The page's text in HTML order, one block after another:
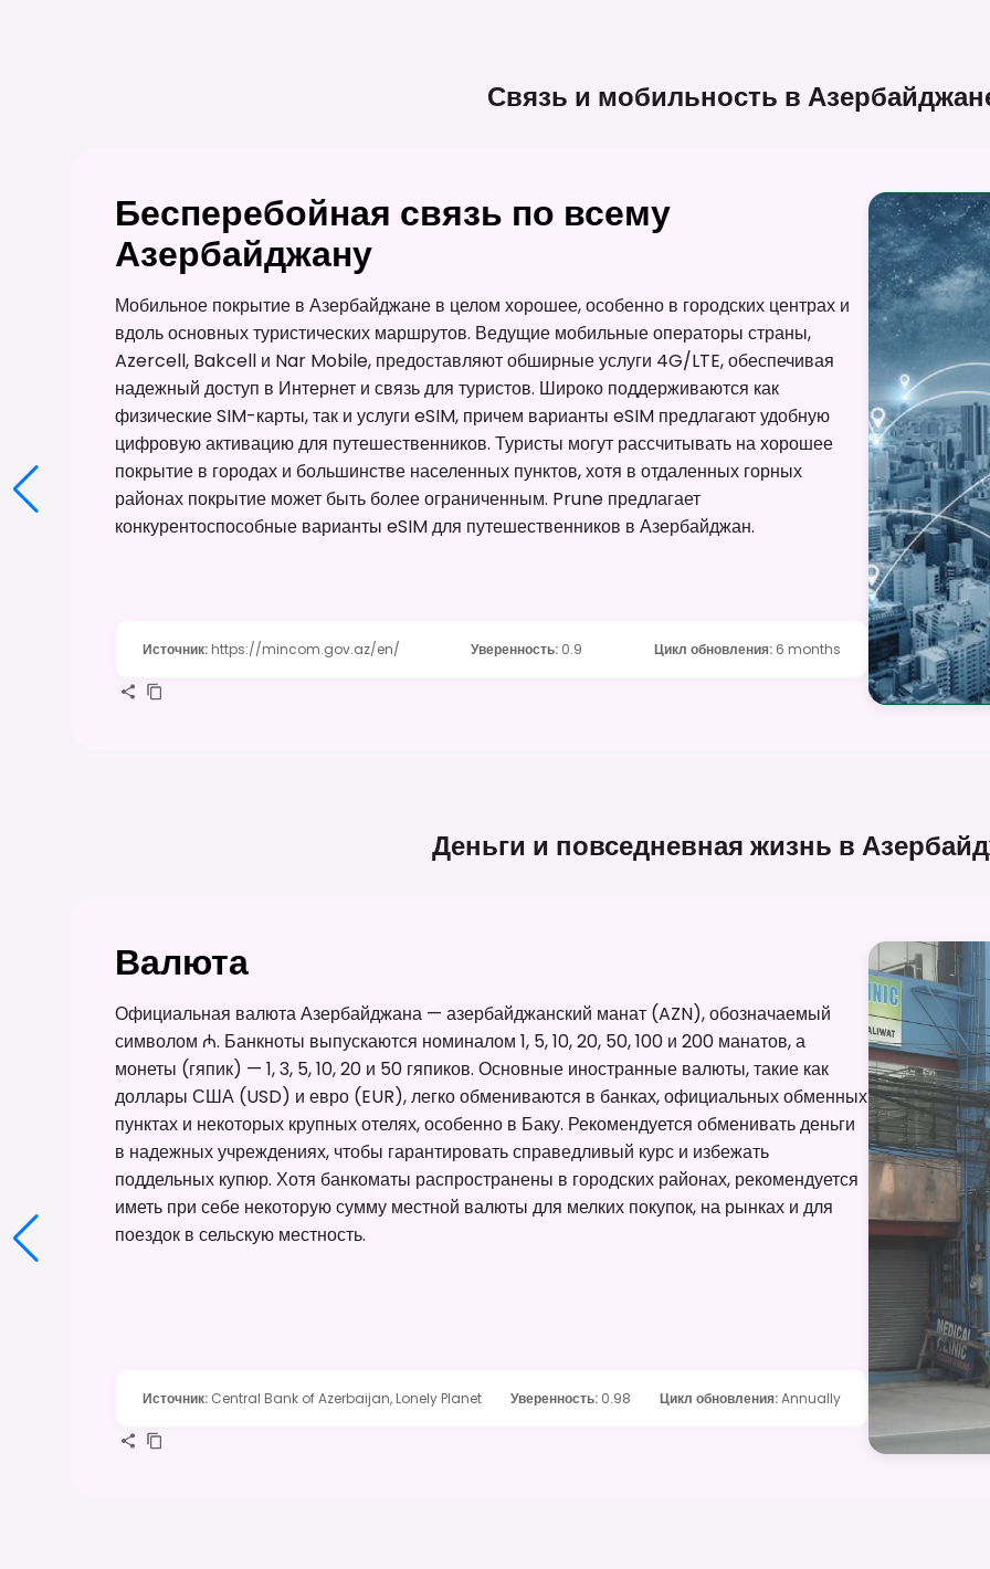
Связь и мобильность в
Бесперебойная связь по всему
Азербайджану
Мобильное покрытие в Азербайджане в целом хорошее, особенно в городских центрах и
вдоль основных туристических маршрутов. Ведущие мобильные операторы страны,
Azercell, Bakcell и Nar Mobile, предоставляют обширные услуги 4G/LTE, обеспечивая
надежный доступ в Интернет и связь для туристов. Широко поддерживаются как
физические SIM-карты, так и услуги eSIM, причем варианты eSIM предлагают удобную
цифровую активацию для путешественников. Туристы могут рассчитывать на хорошее
покрытие в городах и большинстве населенных пунктов, хотя в отдаленных горных
районах покрытие может быть более ограниченным. Prune предлагает
конкурентоспособные варианты eSIM для путешественников в Азербайджан.
Источник: https://mincom.gov.az/en/ Уверенность: 0.9 Цикл обновления: 6 months
Деньги и повседневная жизнь в
Валюта
Официальная валюта Азербайджана — азербайджанский манат (AZN), обозначаемый
символом ₼. Банкноты выпускаются номиналом 1, 5, 10, 20, 50, 100 и 200 манатов, а
монеты (гяпик) — 1, 3, 5, 10, 20 и 50 гяпиков. Основные иностранные валюты, такие как
доллары США (USD) и евро (EUR), легко обмениваются в банках, официальных обменных
пунктах и некоторых крупных отелях, особенно в Баку. Рекомендуется обменивать деньги
в надежных учреждениях, чтобы гарантировать справедливый курс и избежать
поддельных купюр. Хотя банкоматы распространены в городских районах, рекомендуется
иметь при себе некоторую сумму местной валюты для мелких покупок, на рынках и для
поездок в сельскую местность.
Источник: Central Bank of Azerbaijan, Lonely Planet Уверенность: 0.98 Цикл обновления:Annually